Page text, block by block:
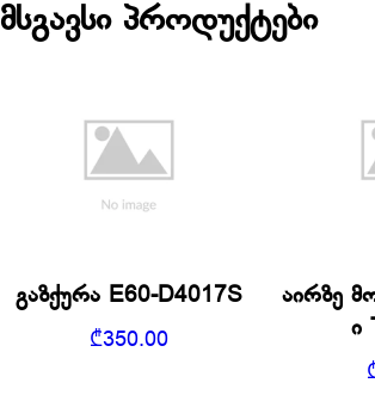
მსგავსი პროდუქტები
გაზქურა E60-D4017S
₾350.00
აირზე
ი